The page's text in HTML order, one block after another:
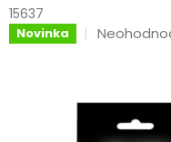
15637
Novinka
Průměrné